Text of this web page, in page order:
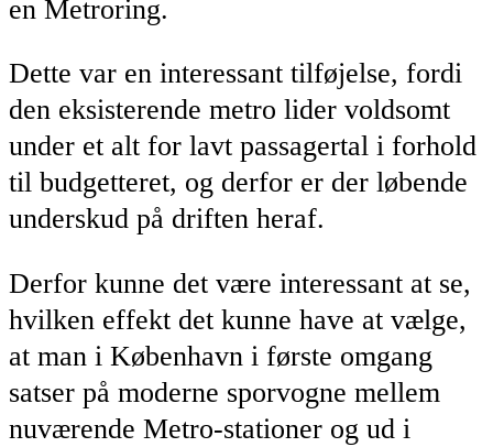
en Metroring.
Dette var en interessant tilføjelse, fordi
den eksisterende metro lider voldsomt
under et alt for lavt passagertal i forhold
til budgetteret, og derfor er der løbende
underskud på driften heraf.
Derfor kunne det være interessant at se,
hvilken effekt det kunne have at vælge,
at man i København i første omgang
satser på moderne sporvogne mellem
nuværende Metro-stationer og ud i